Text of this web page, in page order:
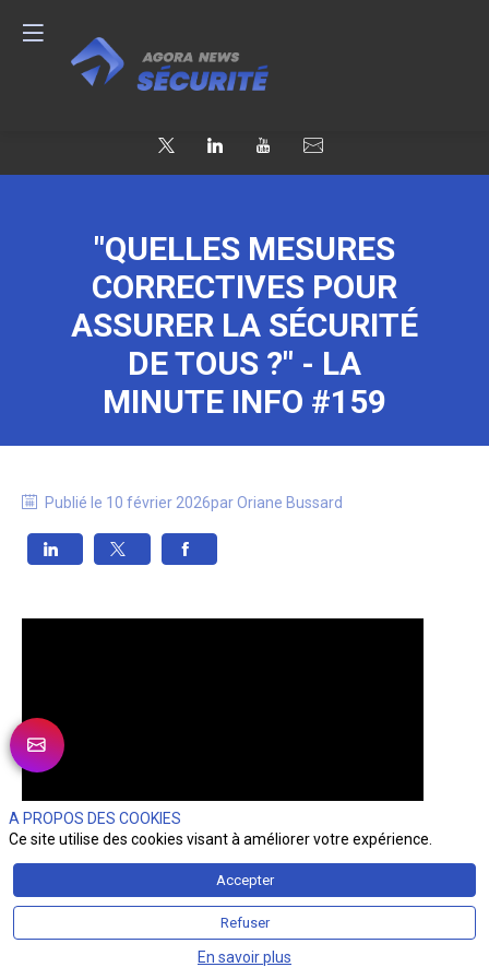
"QUELLES MESURES
CORRECTIVES POUR
ASSURER LA SÉCURITÉ
DE TOUS ?" - LA
MINUTE INFO #159
Publié le 10 février 2026parOriane Bussard
A PROPOS DES COOKIES
Ce site utilise des cookies visant à améliorer votre expérience.
Accepter
Refuser
En savoir plus